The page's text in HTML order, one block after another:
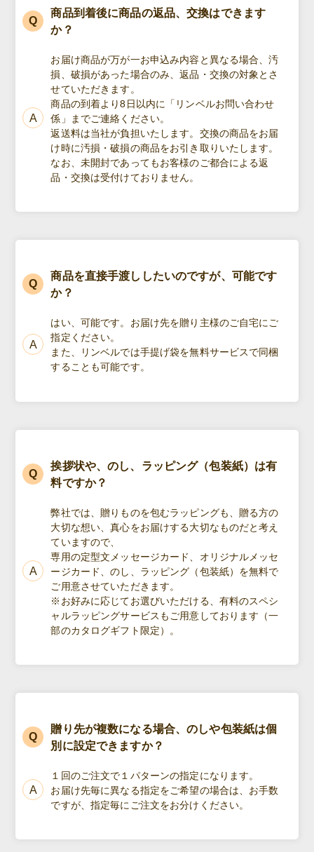
商品到着後に商品の返品、交換はできます
か？
お届け商品が万が一お申込み内容と異なる場合、汚
損、破損があった場合のみ、返品・交換の対象とさ
せていただきます。
商品の到着より8日以内に「リンベルお問い合わせ
係」までご連絡ください。
返送料は当社が負担いたします。交換の商品をお届
け時に汚損・破損の商品をお引き取りいたします。
なお、未開封であってもお客様のご都合による返
品・交換は受付けておりません。
商品を直接手渡ししたいのですが、可能です
か？
はい、可能です。お届け先を贈り主様のご自宅にご
指定ください。
また、リンベルでは手提げ袋を無料サービスで同梱
することも可能です。
挨拶状や、のし、ラッピング（包装紙）は有
料ですか？
弊社では、贈りものを包むラッピングも、贈る方の
大切な想い、真心をお届けする大切なものだと考え
ていますので、
専用の定型文メッセージカード、オリジナルメッセ
ージカード、のし、ラッピング（包装紙）を無料で
ご用意させていただきます。
※お好みに応じてお選びいただける、有料のスペシ
ャルラッピングサービスもご用意しております（一
部のカタログギフト限定）。
贈り先が複数になる場合、のしや包装紙は個
別に設定できますか？
１回のご注文で１パターンの指定になります。
お届け先毎に異なる指定をご希望の場合は、お手数
ですが、指定毎にご注文をお分けください。